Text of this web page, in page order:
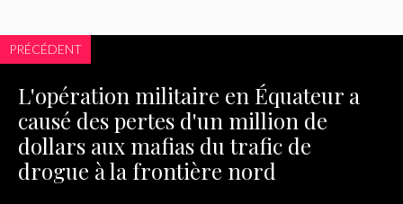
PRÉCÉDENT
L'opération militaire en Équateur a
causé des pertes d'un million de
dollars aux mafias du trafic de
drogue à la frontière nord